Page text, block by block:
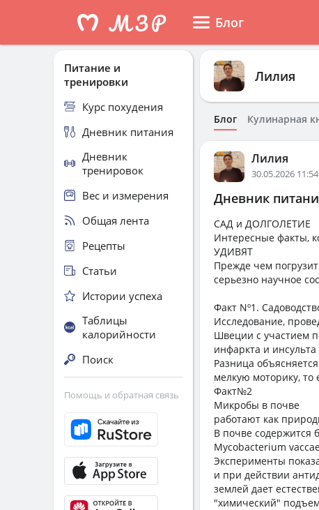
Блог
Лилия
Блог Кулинарная
Лилия
30.05.2026 11:54
Дневник
САД и ДОЛГОЛЕТИЕ
Интересные факты,
УДИВЯТ
Прежде чем
серьезно научное
Факт Nº1.
Исследование,
Швеции с участием
инфаркта и
Разница
мелкую моторику, то
Факт№2
Микробы в почве
работают как
В почве содержится
Mycobacterium
Эксперименты
и при действии
землей дает
"химический"
Питание и
тренировки
Курс похудения
Дневник питания
Дневник
тренировок
Вес и измерения
Общая лента
Рецепты
Статьи
Истории успеха
Таблицы
калорийности
Поиск
Помощь и обратная связь